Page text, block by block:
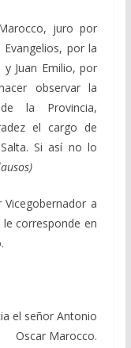
juro por
por la
Juan Emilio, por
observar la
la Provincia,
el cargo de
Si así no lo
a
corresponde en
el señor Antonio
Oscar Marocco.